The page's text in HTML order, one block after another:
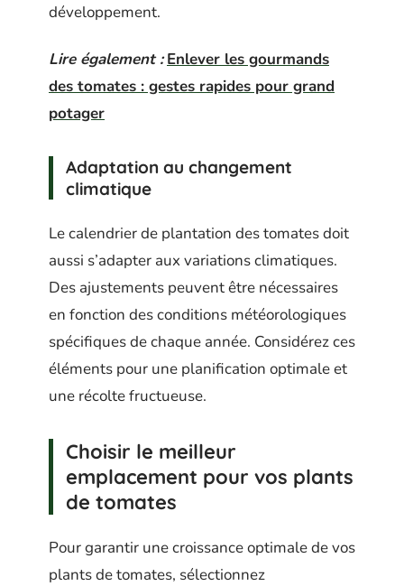
développement.
Lire également : Enlever les gourmands
des tomates : gestes rapides pour grand
potager
Adaptation au changement
climatique
Le calendrier de plantation des tomates doit
aussi s’adapter aux variations climatiques.
Des ajustements peuvent être nécessaires
en fonction des conditions météorologiques
spécifiques de chaque année. Considérez ces
éléments pour une planification optimale et
une récolte fructueuse.
Choisir le meilleur
emplacement pour vos plants
de tomates
Pour garantir une croissance optimale de vos
plants de tomates, sélectionnez